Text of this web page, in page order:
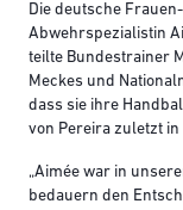
Die deutsche
Abwehrspezialistin
teilte Bundestrainer
Meckes und
dass sie ihre
von Pereira zuletzt
„Aimée war in
bedauern den